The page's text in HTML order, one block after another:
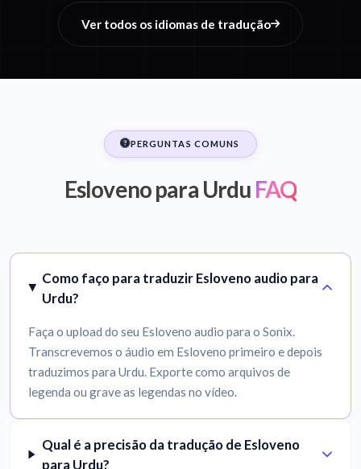
Ver todos os idiomas de tradução
PERGUNTAS COMUNS
Esloveno para Urdu FAQ
Como faço para traduzir Esloveno audio para
Urdu?
Faça o upload do seu Esloveno audio para o Sonix.
Transcrevemos o áudio em Esloveno primeiro e depois
traduzimos para Urdu. Exporte como arquivos de
legenda ou grave as legendas no vídeo.
Qual é a precisão da tradução de Esloveno
para Urdu?